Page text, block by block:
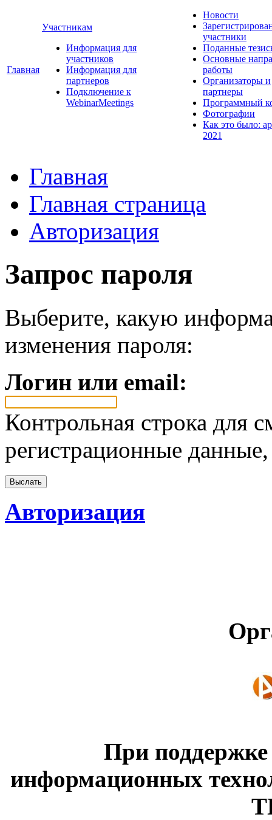
Главная
Участникам
Информация для
участников
Информация для
партнеров
Подключение к
WebinarMeetings
Новости
участники
Поданные
Основные
работы
Организаторы и
партнеры
Программный
Фотографии
Как это было:
2021
Главная
Главная страница
Авторизация
Запрос пароля
Выберите, какую
изменения пароля:
Логин или email:
Контрольная строка для
регистрационные
Авторизация
При
информационных